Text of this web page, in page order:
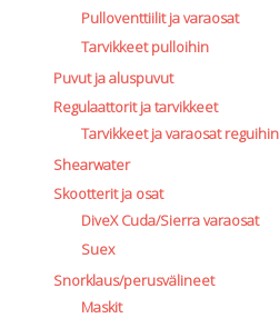
Pulloventtiilit ja varaosat
Tarvikkeet pulloihin
Puvut ja aluspuvut
Regulaattorit ja tarvikkeet
Tarvikkeet ja varaosat reguihin
Shearwater
Skootterit ja osat
DiveX Cuda/Sierra varaosat
Suex
Snorklaus/perusvälineet
Maskit